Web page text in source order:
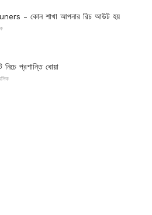
- কোন শাখা আপনার রিচ আউট হয়
নিচে প্রশান্তি ধোয়া